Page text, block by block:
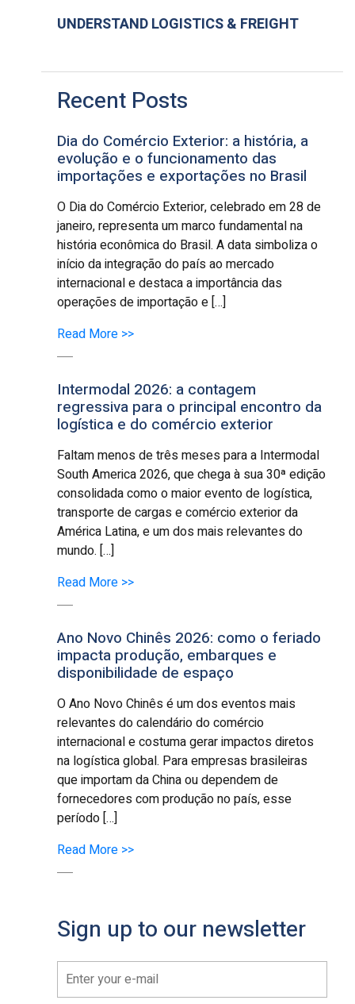
UNDERSTAND LOGISTICS & FREIGHT
Recent Posts
Dia do Comércio Exterior: a história, a
evolução e o funcionamento das
importações e exportações no Brasil
O Dia do Comércio Exterior, celebrado em 28 de
janeiro, representa um marco fundamental na
história econômica do Brasil. A data simboliza o
início da integração do país ao mercado
internacional e destaca a importância das
operações de importação e […]
Read More >>
Intermodal 2026: a contagem
regressiva para o principal encontro da
logística e do comércio exterior
Faltam menos de três meses para a Intermodal
South America 2026, que chega à sua 30ª edição
consolidada como o maior evento de logística,
transporte de cargas e comércio exterior da
América Latina, e um dos mais relevantes do
mundo. […]
Read More >>
Ano Novo Chinês 2026: como o feriado
impacta produção, embarques e
disponibilidade de espaço
O Ano Novo Chinês é um dos eventos mais
relevantes do calendário do comércio
internacional e costuma gerar impactos diretos
na logística global. Para empresas brasileiras
que importam da China ou dependem de
fornecedores com produção no país, esse
período […]
Read More >>
Sign up to our newsletter